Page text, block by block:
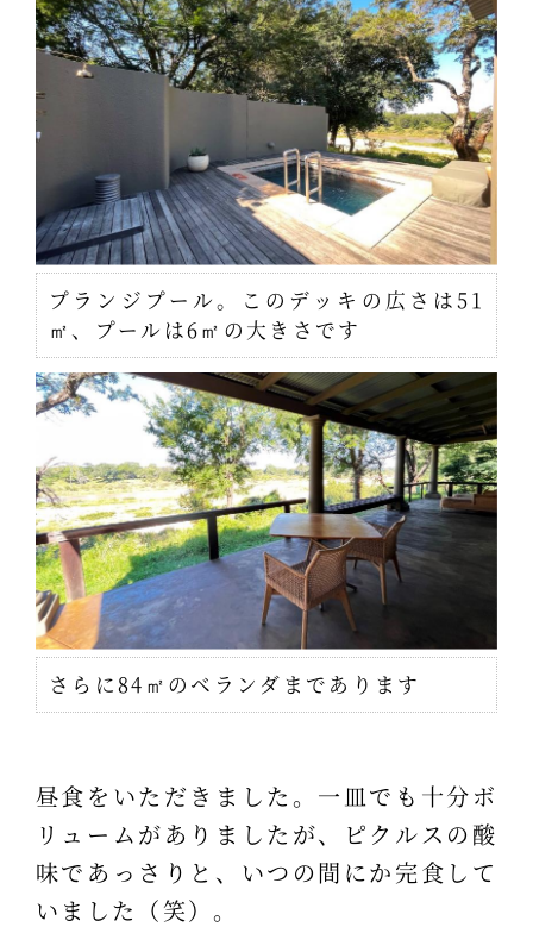
プランジプール。このデッキの広さは51
㎡、プールは6㎡の大きさです
さらに84㎡のベランダまであります
昼食をいただきました。一皿でも十分ボ
リュームがありましたが、ピクルスの酸
味であっさりと、いつの間にか完食して
いました（笑）。